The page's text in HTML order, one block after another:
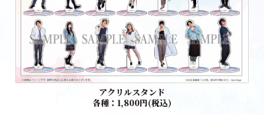
アクリルスタンド
各種：1,800円(税込)